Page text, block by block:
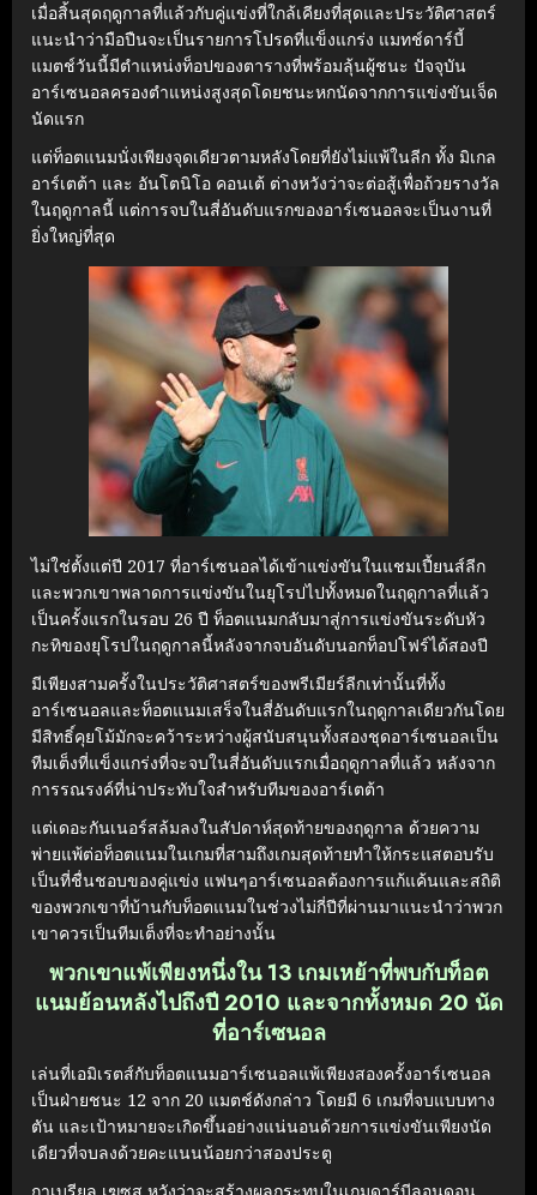
เมื่อสิ้นสุดฤดูกาลที่แล้วกับคู่แข่งที่ใกล้เคียงที่สุดและประวัติศาสตร์
แนะนำว่ามือปืนจะเป็นรายการโปรดที่แข็งแกร่ง แมทช์ดาร์บี้
แมตช์วันนี้มีตำแหน่งท็อปของตารางที่พร้อมลุ้นผู้ชนะ ปัจจุบัน
อาร์เซนอลครองตำแหน่งสูงสุดโดยชนะหกนัดจากการแข่งขันเจ็ด
นัดแรก
แต่ท็อตแนมนั่งเพียงจุดเดียวตามหลังโดยที่ยังไม่แพ้ในลีก ทั้ง มิเกล
อาร์เตต้า และ อันโตนิโอ คอนเต้ ต่างหวังว่าจะต่อสู้เพื่อถ้วยรางวัล
ในฤดูกาลนี้ แต่การจบในสี่อันดับแรกของอาร์เซนอลจะเป็นงานที่
ยิ่งใหญ่ที่สุด
ไม่ใช่ตั้งแต่ปี 2017 ที่อาร์เซนอลได้เข้าแข่งขันในแชมเปี้ยนส์ลีก
และพวกเขาพลาดการแข่งขันในยุโรปไปทั้งหมดในฤดูกาลที่แล้ว
เป็นครั้งแรกในรอบ 26 ปี ท็อตแนมกลับมาสู่การแข่งขันระดับหัว
กะทิของยุโรปในฤดูกาลนี้หลังจากจบอันดับนอกท็อปโฟร์ได้สองปี
มีเพียงสามครั้งในประวัติศาสตร์ของพรีเมียร์ลีกเท่านั้นที่ทั้ง
อาร์เซนอลและท็อตแนมเสร็จในสี่อันดับแรกในฤดูกาลเดียวกันโดย
มีสิทธิ์คุยโม้มักจะคว้าระหว่างผู้สนับสนุนทั้งสองชุดอาร์เซนอลเป็น
ทีมเต็งที่แข็งแกร่งที่จะจบในสี่อันดับแรกเมื่อฤดูกาลที่แล้ว หลังจาก
การรณรงค์ที่น่าประทับใจสำหรับทีมของอาร์เตต้า
แต่เดอะกันเนอร์สล้มลงในสัปดาห์สุดท้ายของฤดูกาล ด้วยความ
พ่ายแพ้ต่อท็อตแนมในเกมที่สามถึงเกมสุดท้ายทำให้กระแสตอบรับ
เป็นที่ชื่นชอบของคู่แข่ง แฟนๆอาร์เซนอลต้องการแก้แค้นและสถิติ
ของพวกเขาที่บ้านกับท็อตแนมในช่วงไม่กี่ปีที่ผ่านมาแนะนำว่าพวก
เขาควรเป็นทีมเต็งที่จะทำอย่างนั้น
พวกเขาแพ้เพียงหนึ่งใน 13 เกมเหย้าที่พบกับท็อต
แนมย้อนหลังไปถึงปี 2010 และจากทั้งหมด 20 นัด
ที่อาร์เซนอล
เล่นที่เอมิเรตส์กับท็อตแนมอาร์เซนอลแพ้เพียงสองครั้งอาร์เซนอล
เป็นฝ่ายชนะ 12 จาก 20 แมตช์ดังกล่าว โดยมี 6 เกมที่จบแบบทาง
ตัน และเป้าหมายจะเกิดขึ้นอย่างแน่นอนด้วยการแข่งขันเพียงนัด
เดียวที่จบลงด้วยคะแนนน้อยกว่าสองประตู